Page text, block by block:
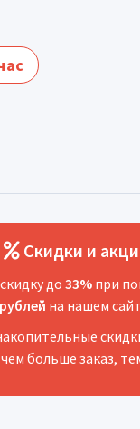
Скидки и
до 33%при
рублей на нашем
больше заказ,